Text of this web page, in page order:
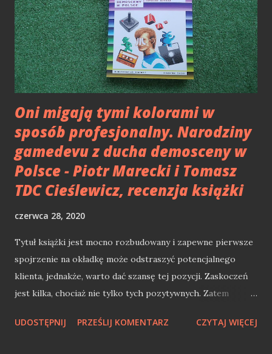
Oni migają tymi kolorami w
sposób profesjonalny. Narodziny
gamedevu z ducha demosceny w
Polsce - Piotr Marecki i Tomasz
TDC Cieślewicz, recenzja książki
czerwca 28, 2020
Tytuł książki jest mocno rozbudowany i zapewne pierwsze
spojrzenie na okładkę może odstraszyć potencjalnego
klienta, jednakże, warto dać szansę tej pozycji. Zaskoczeń
jest kilka, chociaż nie tylko tych pozytywnych. Zatem
sposób profesjonalny". TDC - Demoscena, Atari, Mirage i
UDOSTĘPNIJ PRZEŚLIJ KOMENTARZ CZYTAJ WIĘCEJ